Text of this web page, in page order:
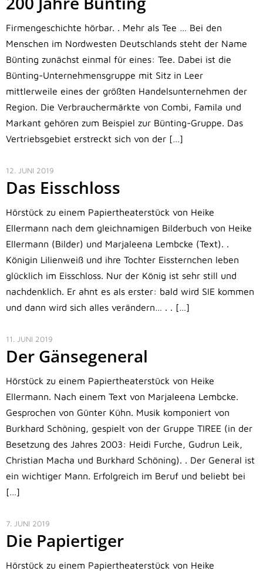
Firmengeschichte hörbar. . Mehr als Tee … Bei den
Menschen im Nordwesten Deutschlands steht der Name
Bünting zunächst einmal für eines: Tee. Dabei ist die
Bünting-Unternehmensgruppe mit Sitz in Leer
mittlerweile eines der größten Handelsunternehmen der
Region. Die Verbrauchermärkte von Combi, Famila und
Markant gehören zum Beispiel zur Bünting-Gruppe. Das
Vertriebsgebiet erstreckt sich von der […]
12. JUNI 2019
Das Eisschloss
Hörstück zu einem Papiertheaterstück von Heike
Ellermann nach dem gleichnamigen Bilderbuch von Heike
Ellermann (Bilder) und Marjaleena Lembcke (Text). .
Königin Lilienweiß und ihre Tochter Eissternchen leben
glücklich im Eisschloss. Nur der König ist sehr still und
nachdenklich. Er ahnt es als erster: bald wird SIE kommen
und dann wird sich alles verändern… . . […]
11. JUNI 2019
Der Gänsegeneral
Hörstück zu einem Papiertheaterstück von Heike
Ellermann. Nach einem Text von Marjaleena Lembcke.
Gesprochen von Günter Kühn. Musik komponiert von
Burkhard Schöning, gespielt von der Gruppe TIREE (in der
Besetzung des Jahres 2003: Heidi Furche, Gudrun Leik,
Christian Macha und Burkhard Schöning). . Der General ist
ein wichtiger Mann. Erfolgreich im Beruf und beliebt bei
[…]
7. JUNI 2019
Die Papiertiger
Hörstück zu einem Papiertheaterstück von Heike